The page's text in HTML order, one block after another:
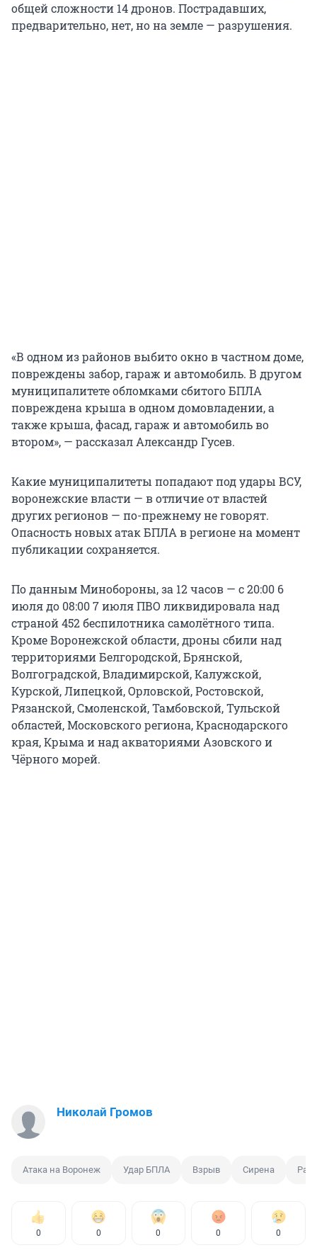
общей сложности 14 дронов. Пострадавших,
предварительно, нет, но на земле — разрушения.
«В одном из районов выбито окно в частном доме,
повреждены забор, гараж и автомобиль. В другом
муниципалитете обломками сбитого БПЛА
повреждена крыша в одном домовладении, а
также крыша, фасад, гараж и автомобиль во
втором», — рассказал Александр Гусев.
Какие муниципалитеты попадают под удары ВСУ,
воронежские власти — в отличие от властей
других регионов — по-прежнему не говорят.
Опасность новых атак БПЛА в регионе на момент
публикации сохраняется.
По данным Минобороны, за 12 часов — с 20:00 6
июля до 08:00 7 июля ПВО ликвидировала над
страной 452 беспилотника самолётного типа.
Кроме Воронежской области, дроны сбили над
территориями Белгородской, Брянской,
Волгоградской, Владимирской, Калужской,
Курской, Липецкой, Орловской, Ростовской,
Рязанской, Смоленской, Тамбовской, Тульской
областей, Московского региона, Краснодарского
края, Крыма и над акваториями Азовского и
Чёрного морей.
Николай Громов
Атака на Воронеж Удар БПЛА Взрыв Сирена
0 0 0 0 0